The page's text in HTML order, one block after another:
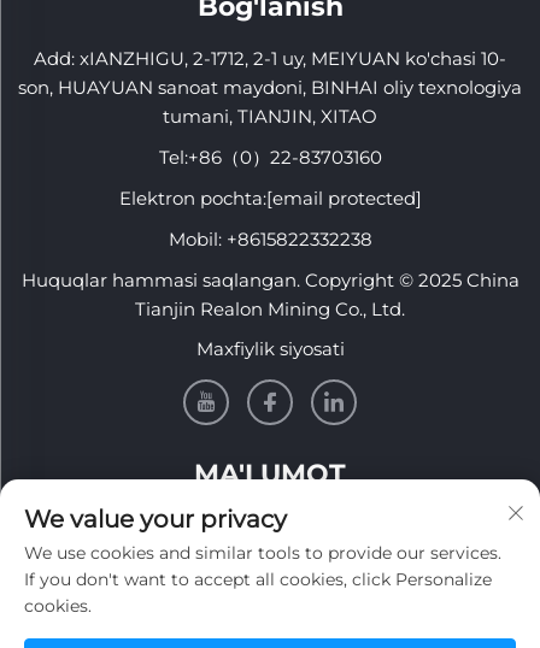
Add: xIANZHIGU, 2-1712, 2-1 uy, MEIYUAN ko'chasi 10-
son, HUAYUAN sanoat maydoni, BINHAI oliy texnologiya
tumani, TIANJIN, XITAO
Tel:+86（0）22-83703160
Elektron pochta:[email protected]
Mobil: +8615822332238
Huquqlar hammasi saqlangan. Copyright © 2025 China
Tianjin Realon Mining Co., Ltd.
Maxfiylik siyosati
MA'LUMOT
Haftalik axborotnomamizni olish uchun roʻyxatdan
oʻting
We value your privacy
We use cookies and similar tools to provide our services.
If you don't want to accept all cookies, click Personalize
cookies.